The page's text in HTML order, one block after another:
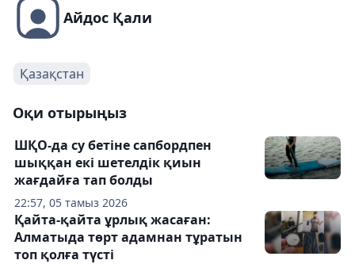
Айдос Қали
Қазақстан
Оқи отырыңыз
22:57, 05 тамыз 2026
ШҚО-да су бетіне сапбордпен
шыққан екі шетелдік қиын
жағдайға тап болды
Қайта-қайта ұрлық жасаған:
Алматыда төрт адамнан тұратын
топ қолға түсті